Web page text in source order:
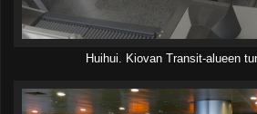
Huihui. Kiovan Transit-alueen